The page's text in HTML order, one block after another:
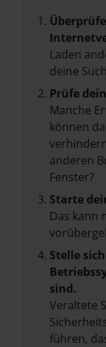
Laden
deine
Prüfe
Manche
können
anderen
Fenster?
Starte
Das kann
Stelle
sind.
Veraltete
führen,